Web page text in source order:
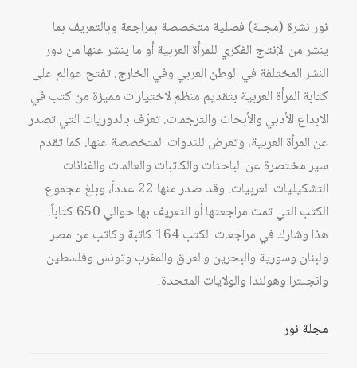
نور نشرة (مجلة) فصلية متخصصة بمراجعة وبالتعريف بما
ينشر من الإنتاج الفكري للمرأة العربية أو ما ينشر عنها من دور
النشر المختلفة في الوطن العربي وفي الخارج. تفتح عوالم على
كتابة المرأة العربية بتقديم منظم لاختيارات مميزة من كتب في
الابداع الأدبي والأبحاث والترجمات. تعرّف بالدوريات التي تصدر
عن المرأة العربية، وتعرض للندوات المتخصصة عنها. كما تقدم
سير مختصرة عن الباحثات والكاتبات والعالمات والفنانات
التشكيليات العربيات. وقد صدر منها 22 عدداً، وبلغ مجموع
الكتب التي تمت مراجعتها أو التعريف بها حوالي 650 كتاباً.
هذا وشارك في مراجعات الكتب 164 كاتبة وكاتب من مصر
ولبنان وسورية والبحرين والعراق والمغرب وتونس وفلسطين
وانجلترا وهولندا والولايات المتحدة.
مجلة نور